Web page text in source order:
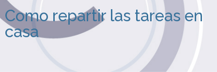
Como repartir las tareas en
casa